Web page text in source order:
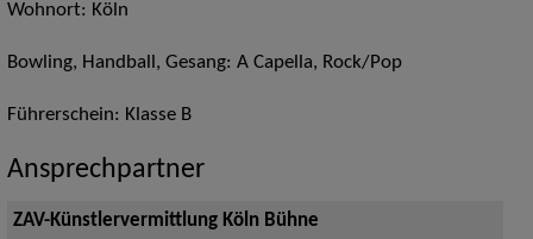
Wohnort: Köln
Bowling, Handball, Gesang: A Capella, Rock/Pop
Führerschein: Klasse B
Ansprechpartner
ZAV-Künstlervermittlung Köln Bühne